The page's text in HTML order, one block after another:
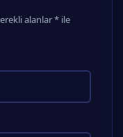
alanlar * ile